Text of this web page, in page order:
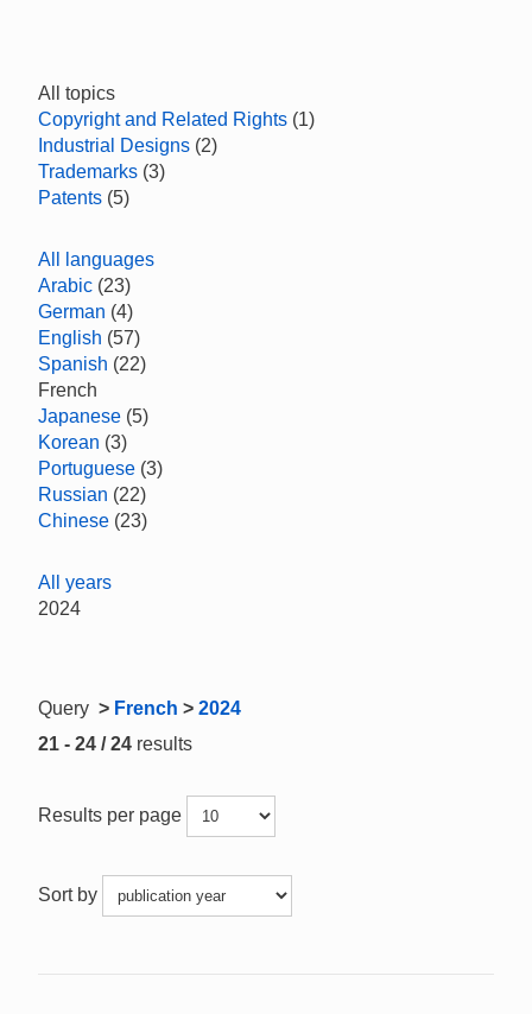
All topics
Copyright and Related Rights (1)
Industrial Designs (2)
Trademarks (3)
Patents (5)
All languages
Arabic (23)
German (4)
English (57)
Spanish (22)
French
Japanese (5)
Korean (3)
Portuguese (3)
Russian (22)
Chinese (23)
All years
2024
Query > French > 2024
21 - 24 / 24 results
Results per page
Sort by